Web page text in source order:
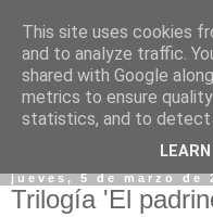
jueves, 5 de marzo de
Trilogía 'El
This site uses cookies
and to analyze traffic.
shared with Google
metrics to ensure
statistics, and to detect